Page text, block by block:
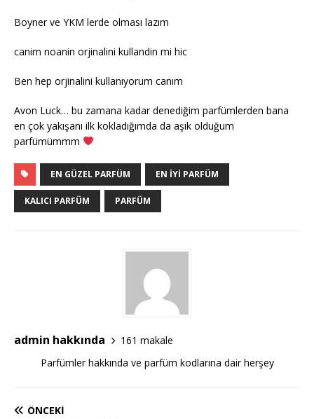
Boyner ve YKM lerde olması lazım
canim noanin orjinalini kullandin mi hic
Ben hep orjinalini kullanıyorum canım
Avon Luck… bu zamana kadar denediğim parfümlerden bana
en çok yakışanı ilk kokladığımda da aşık olduğum
parfümümmm
EN GÜZEL PARFÜM EN IYI PARFÜM
KALICI PARFÜM PARFÜM
admin hakkında
161 makale
Parfümler hakkında ve parfüm kodlarına dair herşey
ÖNCEKI